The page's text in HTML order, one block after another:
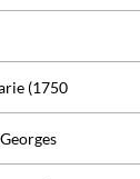
(1750